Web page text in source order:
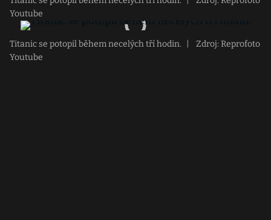
Youtube
Titanic se potopil během necelých tří hodin.
Zdroj: Reprofoto
Youtube